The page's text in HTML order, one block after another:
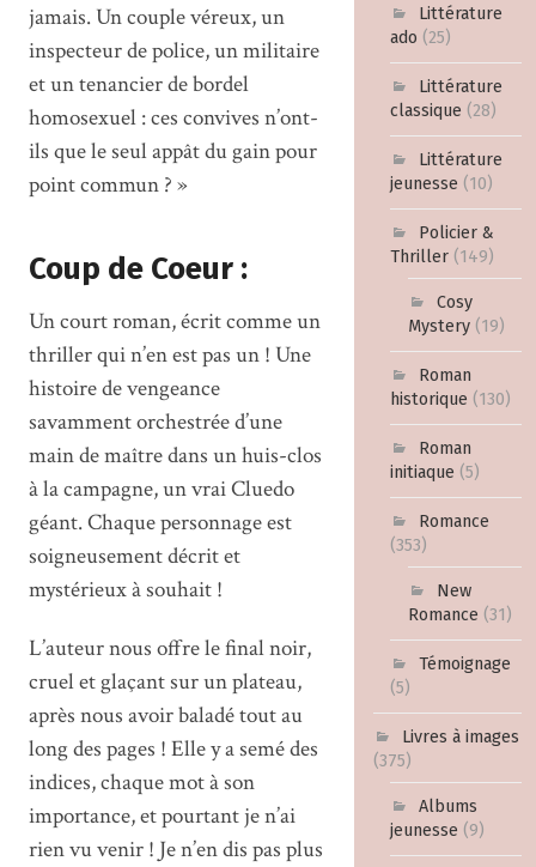
Littérature
ado (25)
Littérature
classique (28)
Littérature
jeunesse (10)
Policier &
Thriller (149)
Cosy
Mystery(19)
Roman
historique (130)
Roman
initiaque (5)
Romance
(353)
New
Romance (31)
Témoignage
(5)
Livres à images
(375)
Albums
jeunesse (9)
jamais. Un couple véreux, un
inspecteur de police, un militaire
et un tenancier de bordel
homosexuel : ces convives n’ont-
ils que le seul appât du gain pour
point commun ? »
Coup de Coeur :
Un court roman, écrit comme un
thriller qui n’en est pas un ! Une
histoire de vengeance
savamment orchestrée d’une
main de maître dans un huis-clos
à la campagne, un vrai Cluedo
géant. Chaque personnage est
soigneusement décrit et
mystérieux à souhait !
L’auteur nous offre le final noir,
cruel et glaçant sur un plateau,
après nous avoir baladé tout au
long des pages ! Elle y a semé des
indices, chaque mot à son
importance, et pourtant je n’ai
rien vu venir ! Je n’en dis pas plus